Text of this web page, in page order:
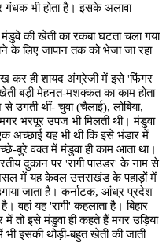
भी होता है। इसके अलावा
की खेती का रकबा घटता चला गया
के लिए जापान तक को भेजा जा रहा
कर ही शायद अंग्रेजी में इसे 'फिंगर
बड़ी मेहनत-मशक्कत का काम होता
थीं- चुवा (चैलाई), लोबिया,
भरपूर उपज भी मिलती थी। मंडुवा
अच्छाई यह भी थी कि इसे भंडार में
बुरे वक्त में मंडुवा ही काम आता था।
दुकान पर 'रागी पाउडर' के नाम से
में यह केवल उत्तराखंड के पहाड़ों में
जाता है। कर्नाटक, आंध्र प्रदेश
वहां यह 'रागी' कहलाता है। बिहार
में तो इसे मंडुवा ही कहते हैं मगर उड़िया
भी इसकी थोड़ी-बहुत खेती की जाती